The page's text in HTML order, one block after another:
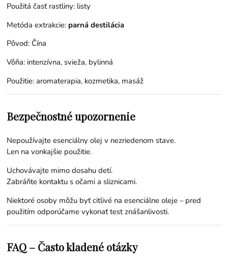
Použitá časť rastliny: listy
Metóda extrakcie: parná destilácia
Pôvod: Čína
Vôňa: intenzívna, svieža, bylinná
Použitie: aromaterapia, kozmetika, masáž
Bezpečnostné upozornenie
Nepoužívajte esenciálny olej v nezriedenom stave.
Len na vonkajšie použitie.
Uchovávajte mimo dosahu detí.
Zabráňte kontaktu s očami a sliznicami.
Niektoré osoby môžu byť citlivé na esenciálne oleje – pred
použitím odporúčame vykonať test znášanlivosti.
FAQ – Často kladené otázky